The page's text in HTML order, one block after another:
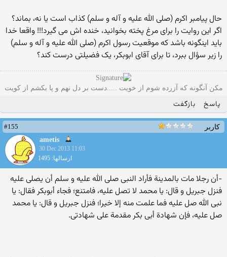
حال پیامبر اکرم (صلی الله علیه و آله و سلم) کذاب است یا نه،‌ بماند؟
اگر این روایت را برای مرغ پخته بخوانید، خنده اش می گیرد!!! واقعا خدا
باید اینگونه باشد که موقعیت رسول اکرم (صلی الله علیه و آله و سلم)
را زیر سؤال ببرد، تا برای آقای ابوبکر، یک فضیلتی درست کند؟
مکن آنگونه که آزرده شوم از خویت .....دست بر دل نهم و پا بکشم از کویت
پاسخ بازگفت
کاربر
#155
ametis
30 Dec 2013 11:03
ارسالها: 1495
-أن رجلا مات بالمدینة فأراد النبی صلى الله علیه و سلم أن یصلی علیه
فنزل جبریل و قال: یا محمد لا تصل علیه، فامتنع؛ فجاء أبوبکر فقال: یا
نبی الله صل علیه فما علمت منه إلا خیرا؛ فنزل جبریل و قال: یا محمد
صل علیه، فإن شهادة أبی بکر مقدمة على شهادتی.